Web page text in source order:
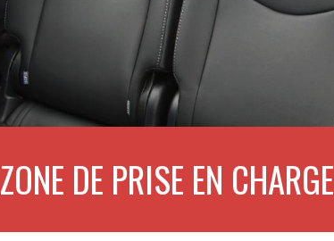
ZONE DE PRISE EN CHARGE